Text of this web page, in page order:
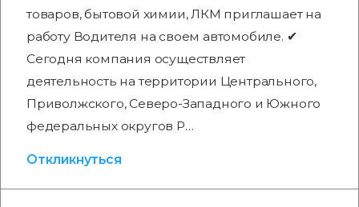
товаров, бытовой химии, ЛКМ приглашает на
работу Водителя на своем автомобиле. ✔
Сегодня компания осуществляет
деятельность на территории Центрального,
Приволжского, Северо-Западного и Южного
федеральных округов Р…
Откликнуться